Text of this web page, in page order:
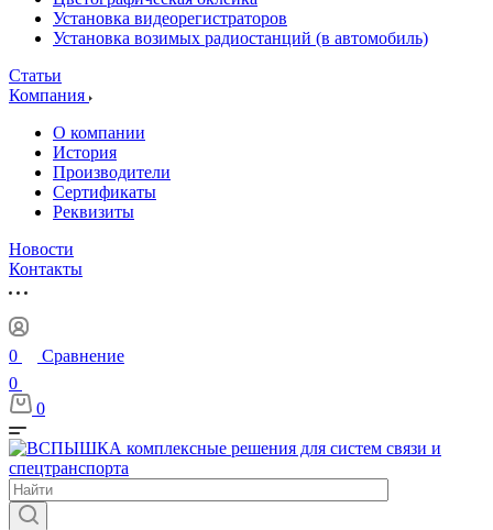
Установка видеорегистраторов
Установка возимых радиостанций (в автомобиль)
Статьи
Компания
О компании
История
Производители
Сертификаты
Реквизиты
Новости
Контакты
0
Сравнение
0
0